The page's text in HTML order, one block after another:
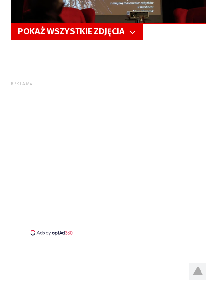
POKAŻ WSZYSTKIE ZDJĘCIA
REKLAMA